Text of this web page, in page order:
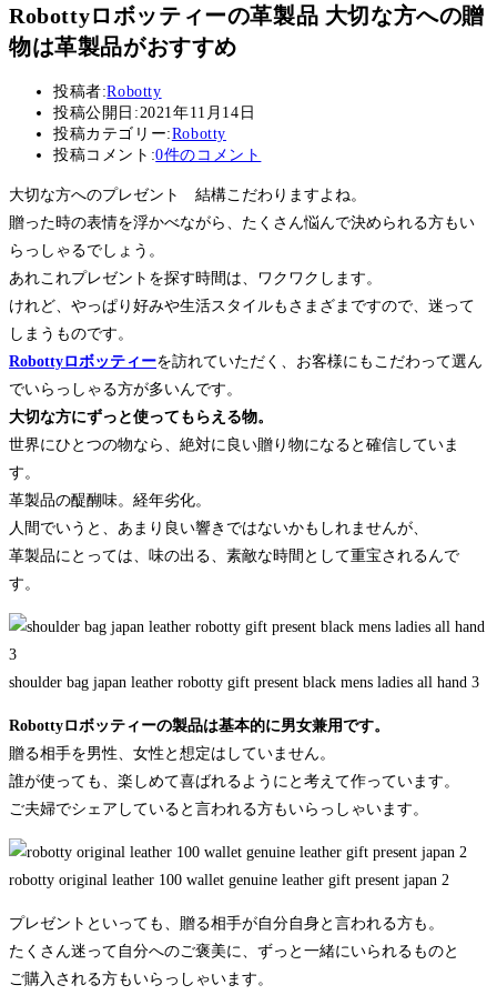
Robottyロボッティーの革製品 大切な方への贈
物は革製品がおすすめ
投稿者:Robotty
投稿公開日:2021年11月14日
投稿カテゴリー:Robotty
投稿コメント:0件のコメント
大切な方へのプレゼント 結構こだわりますよね。
贈った時の表情を浮かべながら、たくさん悩んで決められる方もい
らっしゃるでしょう。
あれこれプレゼントを探す時間は、ワクワクします。
けれど、やっぱり好みや生活スタイルもさまざまですので、迷って
しまうものです。
Robottyロボッティーを訪れていただく、お客様にもこだわって選ん
でいらっしゃる方が多いんです。
大切な方にずっと使ってもらえる物。
世界にひとつの物なら、絶対に良い贈り物になると確信していま
す。
革製品の醍醐味。経年劣化。
人間でいうと、あまり良い響きではないかもしれませんが、
革製品にとっては、味の出る、素敵な時間として重宝されるんで
す。
shoulder bag japan leather robotty gift present black mens ladies all hand 3
Robottyロボッティーの製品は基本的に男女兼用です。
贈る相手を男性、女性と想定はしていません。
誰が使っても、楽しめて喜ばれるようにと考えて作っています。
ご夫婦でシェアしていると言われる方もいらっしゃいます。
robotty original leather 100 wallet genuine leather gift present japan 2
プレゼントといっても、贈る相手が自分自身と言われる方も。
たくさん迷って自分へのご褒美に、ずっと一緒にいられるものと
ご購入される方もいらっしゃいます。